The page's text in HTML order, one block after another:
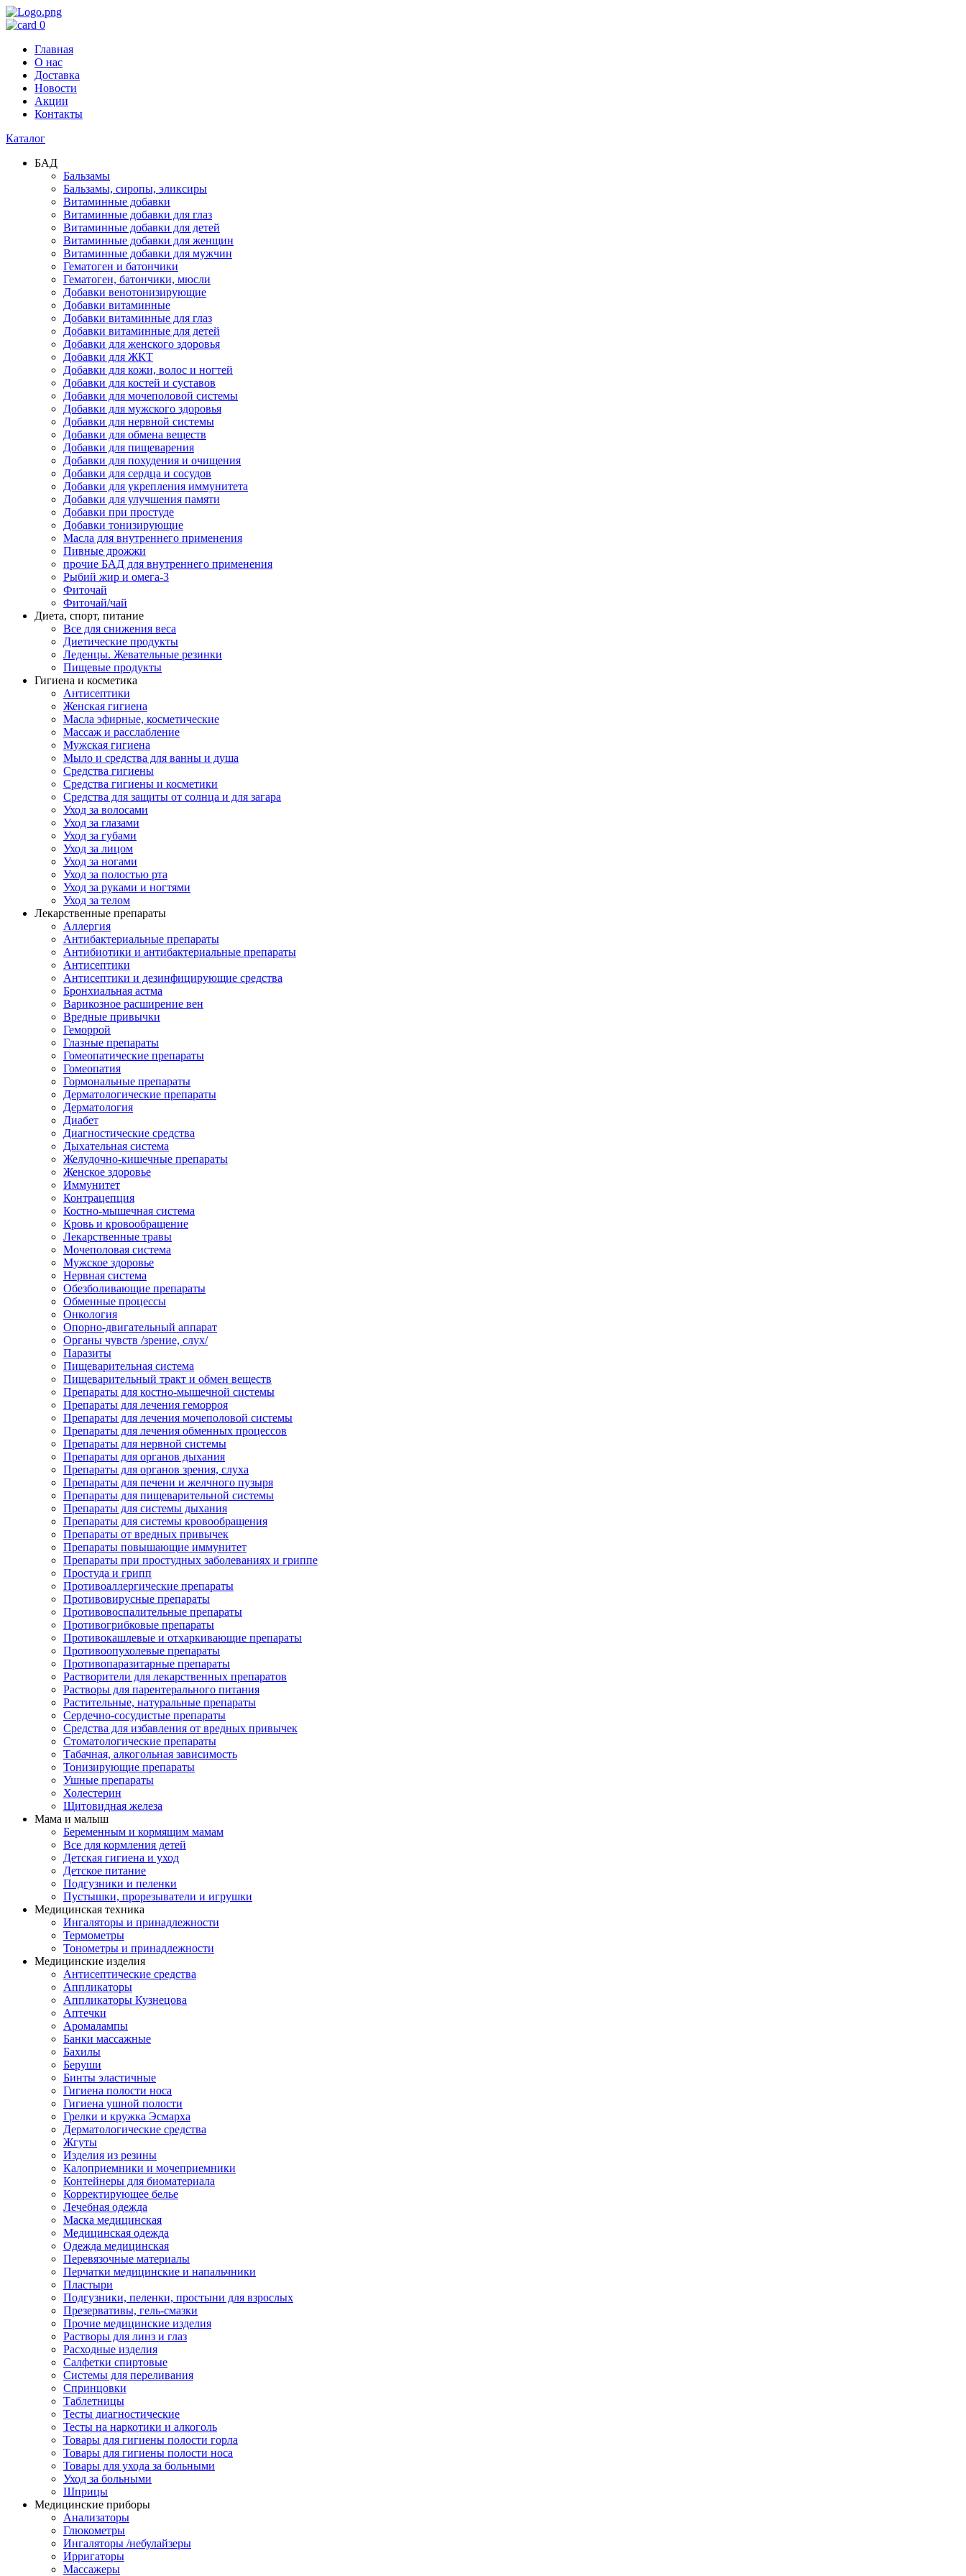
0
Главная
О нас
Доставка
Новости
Акции
Контакты
Каталог
БАД
Бальзамы
Бальзамы, сиропы, эликсиры
Витаминные добавки
Витаминные добавки для глаз
Витаминные добавки для детей
Витаминные добавки для женщин
Витаминные добавки для мужчин
Гематоген и батончики
Гематоген, батончики, мюсли
Добавки венотонизирующие
Добавки витаминные
Добавки витаминные для глаз
Добавки витаминные для детей
Добавки для женского здоровья
Добавки для ЖКТ
Добавки для кожи, волос и ногтей
Добавки для костей и суставов
Добавки для мочеполовой системы
Добавки для мужского здоровья
Добавки для нервной системы
Добавки для обмена веществ
Добавки для пищеварения
Добавки для похудения и очищения
Добавки для сердца и сосудов
Добавки для укрепления иммунитета
Добавки для улучшения памяти
Добавки при простуде
Добавки тонизирующие
Масла для внутреннего применения
Пивные дрожжи
прочие БАД для внутреннего применения
Рыбий жир и омега-3
Фиточай
Фиточай/чай
Диета, спорт, питание
Все для снижения веса
Диетические продукты
Леденцы. Жевательные резинки
Пищевые продукты
Гигиена и косметика
Антисептики
Женская гигиена
Масла эфирные, косметические
Массаж и расслабление
Мужская гигиена
Мыло и средства для ванны и душа
Средства гигиены
Средства гигиены и косметики
Средства для защиты от солнца и для загара
Уход за волосами
Уход за глазами
Уход за губами
Уход за лицом
Уход за ногами
Уход за полостью рта
Уход за руками и ногтями
Уход за телом
Лекарственные препараты
Аллергия
Антибактериальные препараты
Антибиотики и антибактериальные препараты
Антисептики
Антисептики и дезинфицирующие средства
Бронхиальная астма
Варикозное расширение вен
Вредные привычки
Геморрой
Глазные препараты
Гомеопатические препараты
Гомеопатия
Гормональные препараты
Дерматологические препараты
Дерматология
Диабет
Диагностические средства
Дыхательная система
Желудочно-кишечные препараты
Женское здоровье
Иммунитет
Контрацепция
Костно-мышечная система
Кровь и кровообращение
Лекарственные травы
Мочеполовая система
Мужское здоровье
Нервная система
Обезболивающие препараты
Обменные процессы
Онкология
Опорно-двигательный аппарат
Органы чувств /зрение, слух/
Паразиты
Пищеварительная система
Пищеварительный тракт и обмен веществ
Препараты для костно-мышечной системы
Препараты для лечения геморроя
Препараты для лечения мочеполовой системы
Препараты для лечения обменных процессов
Препараты для нервной системы
Препараты для органов дыхания
Препараты для органов зрения, слуха
Препараты для печени и желчного пузыря
Препараты для пищеварительной системы
Препараты для системы дыхания
Препараты для системы кровообращения
Препараты от вредных привычек
Препараты повышающие иммунитет
Препараты при простудных заболеваниях и гриппе
Простуда и грипп
Противоаллергические препараты
Противовирусные препараты
Противовоспалительные препараты
Противогрибковые препараты
Противокашлевые и отхаркивающие препараты
Противоопухолевые препараты
Противопаразитарные препараты
Растворители для лекарственных препаратов
Растворы для парентерального питания
Растительные, натуральные препараты
Сердечно-сосудистые препараты
Средства для избавления от вредных привычек
Стоматологические препараты
Табачная, алкогольная зависимость
Тонизирующие препараты
Ушные препараты
Холестерин
Щитовидная железа
Мама и малыш
Беременным и кормящим мамам
Все для кормления детей
Детская гигиена и уход
Детское питание
Подгузники и пеленки
Пустышки, прорезыватели и игрушки
Медицинская техника
Ингаляторы и принадлежности
Термометры
Тонометры и принадлежности
Медицинские изделия
Антисептические средства
Аппликаторы
Аппликаторы Кузнецова
Аптечки
Аромалампы
Банки массажные
Бахилы
Беруши
Бинты эластичные
Гигиена полости носа
Гигиена ушной полости
Грелки и кружка Эсмарха
Дерматологические средства
Жгуты
Изделия из резины
Калоприемники и мочеприемники
Контейнеры для биоматериала
Корректирующее белье
Лечебная одежда
Маска медицинская
Медицинская одежда
Одежда медицинская
Перевязочные материалы
Перчатки медицинские и напальчники
Пластыри
Подгузники, пеленки, простыни для взрослых
Презервативы, гель-смазки
Прочие медицинские изделия
Растворы для линз и глаз
Расходные изделия
Салфетки спиртовые
Системы для переливания
Спринцовки
Таблетницы
Тесты диагностические
Тесты на наркотики и алкоголь
Товары для гигиены полости горла
Товары для гигиены полости носа
Товары для ухода за больными
Уход за больными
Шприцы
Медицинские приборы
Анализаторы
Глюкометры
Ингаляторы /небулайзеры
Ирригаторы
Массажеры